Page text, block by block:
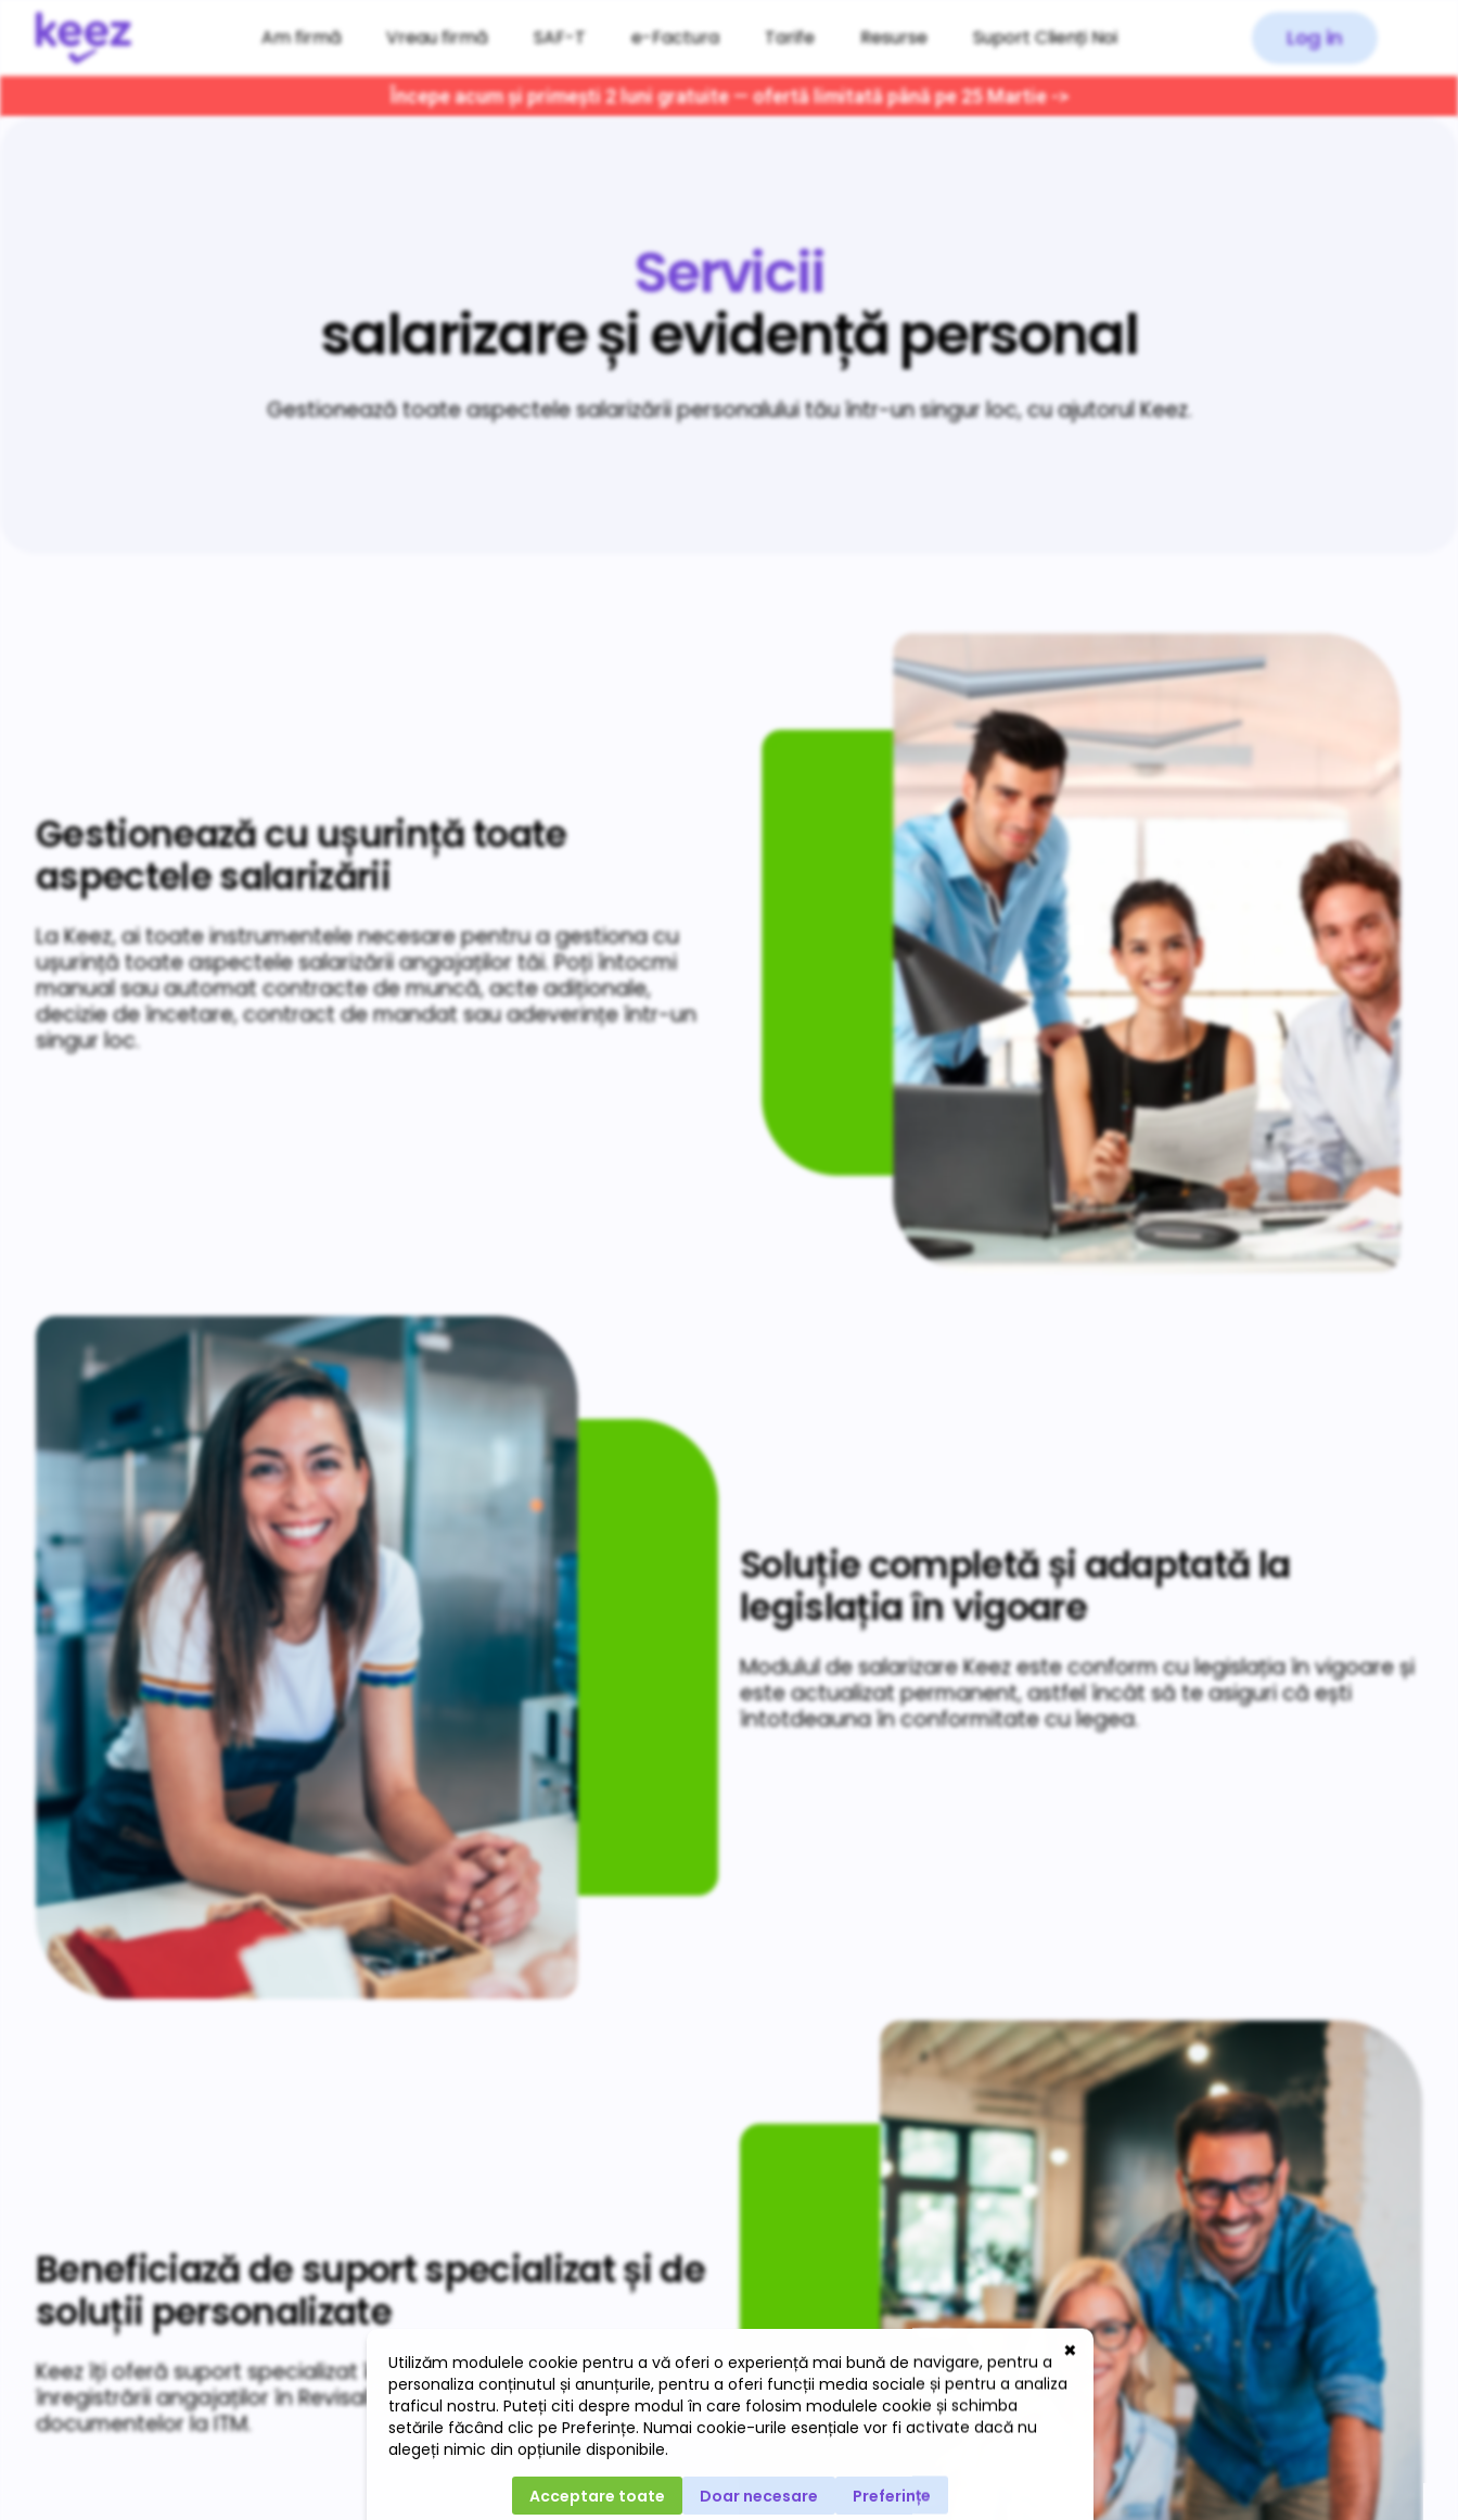
Am firmă Vreau firmă SAF-T e-Factura Tarife Resurse Suport Clienți Noi Log in
Începe acum și primești 2 luni gratuite — ofertă limitată până pe 25 Martie ->
Servicii
salarizare și evidență personal
Gestionează toate aspectele salarizării personalului tău într-un singur loc, cu ajutorul Keez.
Gestionează cu ușurință toate
aspectele salarizării
La Keez, ai toate instrumentele necesare pentru a gestiona cu
ușurință toate aspectele salarizării angajaților tăi. Poți întocmi
manual sau automat contracte de muncă, acte adiționale,
decizie de încetare, contract de mandat sau adeverințe într-un
singur loc.
Soluție completă și adaptată la
legislația în vigoare
Modulul de salarizare Keez este conform cu legislația în vigoare și
este actualizat permanent, astfel încât să te asiguri că ești
întotdeauna în conformitate cu legea.
Beneficiază de suport specializat și de
soluții personalizate
Keez îți oferă suport specializat în vederea completării pontajului,
înregistrării angajaților în Revisal sau pentru întocmirea
documentelor la ITM.